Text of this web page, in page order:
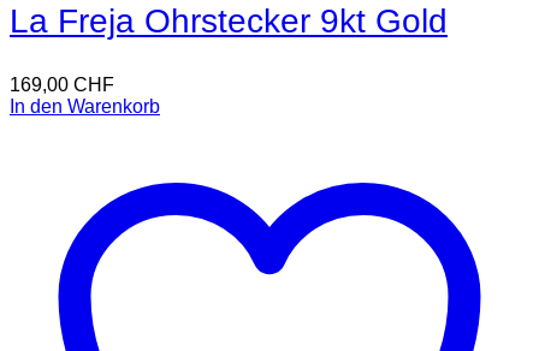
La Freja Ohrstecker 9kt Gold
169,00 CHF
In den Warenkorb